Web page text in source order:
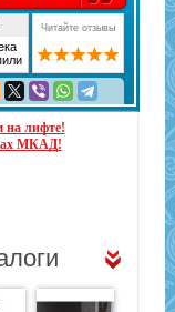
Читайте отзывы
на лифте!
МКАД!